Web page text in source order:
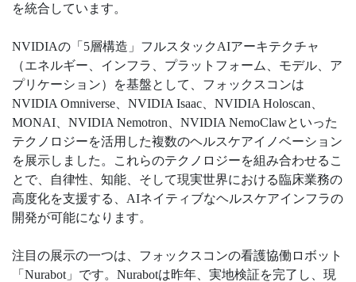
を統合しています。
NVIDIAの「5層構造」フルスタックAIアーキテクチャ
（エネルギー、インフラ、プラットフォーム、モデル、ア
プリケーション）を基盤として、フォックスコンは
NVIDIA Omniverse、NVIDIA Isaac、NVIDIA Holoscan、
MONAI、NVIDIA Nemotron、NVIDIA NemoClawといった
テクノロジーを活用した複数のヘルスケアイノベーション
を展示しました。これらのテクノロジーを組み合わせるこ
とで、自律性、知能、そして現実世界における臨床業務の
高度化を支援する、AIネイティブなヘルスケアインフラの
開発が可能になります。
注目の展示の一つは、フォックスコンの看護協働ロボット
「Nurabot」です。Nurabotは昨年、実地検証を完了し、現